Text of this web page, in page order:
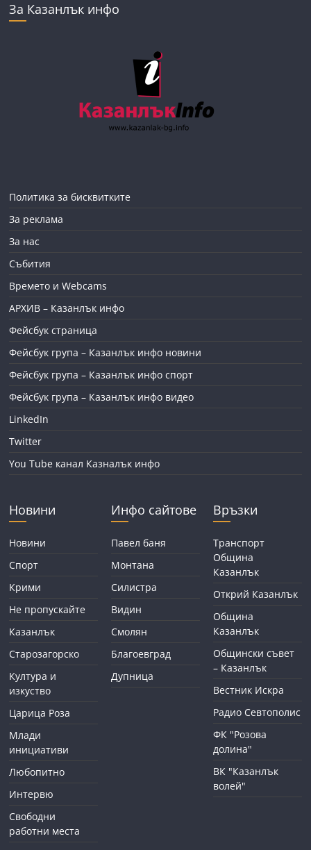
За Казанлък инфо
Политика за бисквитките
За реклама
За нас
Събития
Времето и Webcams
АРХИВ – Казанлък инфо
Фейсбук страница
Фейсбук група – Казанлък инфо новини
Фейсбук група – Казанлък инфо спорт
Фейсбук група – Казанлък инфо видео
LinkedIn
Twitter
You Tube канал Казналък инфо
Новини
Новини
Спорт
Крими
Не пропускайте
Казанлък
Старозагорско
Култура и
изкуство
Царица Роза
Млади
инициативи
Любопитно
Интервю
Свободни
работни места
Инфо сайтове
Павел баня
Монтана
Силистра
Видин
Смолян
Благоевград
Дупница
Връзки
Транспорт
Община
Казанлък
Открий Казанлък
Община
Казанлък
Общински съвет
– Казанлък
Вестник Искра
Радио Севтополис
ФК "Розова
долина"
ВК "Казанлък
волей"